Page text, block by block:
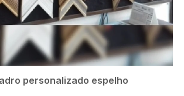
personalizado espelho